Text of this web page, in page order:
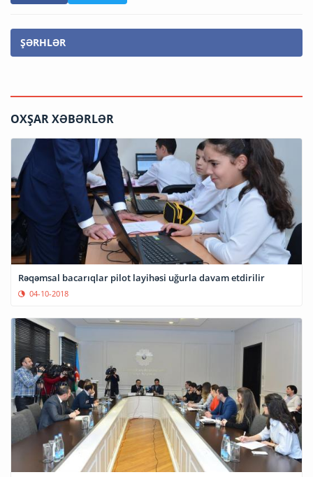
ŞƏRHLƏR
OXŞAR XƏBƏRLƏR
Rəqəmsal bacarıqlar pilot layihəsi uğurla davam etdirilir
04-10-2018